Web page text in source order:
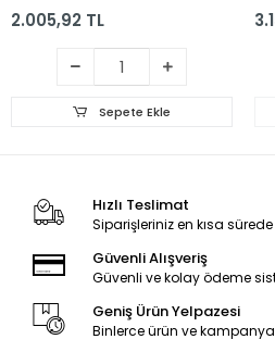
2.005,92 TL
Sepete Ekle
Hızlı Teslimat
Siparişleriniz en kısa sürede
Güvenli Alışveriş
Güvenli ve kolay ödeme
Geniş Ürün Yelpazesi
Binlerce ürün ve